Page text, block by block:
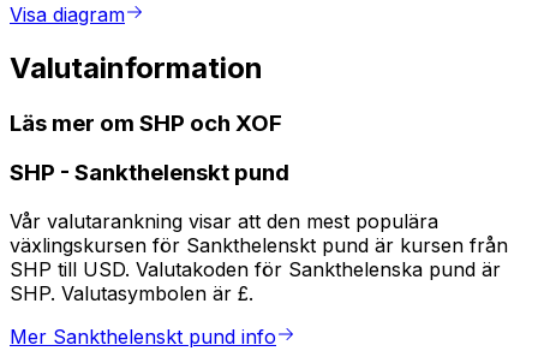
Visa diagram
Valutainformation
Läs mer om SHP och XOF
SHP - Sankthelenskt pund
Vår valutarankning visar att den mest populära
växlingskursen för Sankthelenskt pund är kursen från
SHP till USD. Valutakoden för Sankthelenska pund är
SHP. Valutasymbolen är £.
Mer Sankthelenskt pund info